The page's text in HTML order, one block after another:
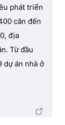
phát triển
căn đến
địa
Từ đầu
dự án nhà ở